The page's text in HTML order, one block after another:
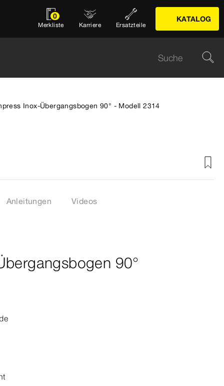
0
Merkliste Karriere Ersatzteile
KATALOG
Inox-Übergangsbogen 90° - Modell 2314
Anleitungen Videos
90°